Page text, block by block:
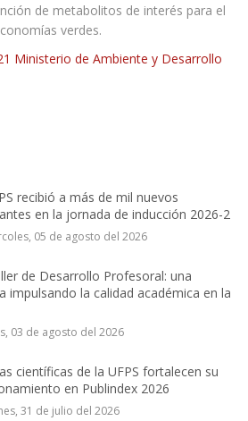
de metabolitos de interés para el
verdes.
Ministerio de Ambiente y Desarrollo
recibió a más de mil nuevos
en la jornada de inducción 2026-2
05 de agosto del 2026
de Desarrollo Profesoral: una
impulsando la calidad académica en la
03 de agosto del 2026
científicas de la UFPS fortalecen su
en Publindex 2026
31 de julio del 2026